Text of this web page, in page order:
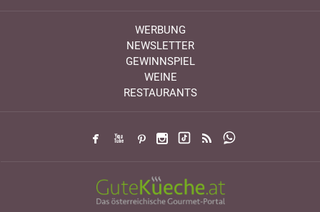
WERBUNG
NEWSLETTER
GEWINNSPIEL
WEINE
RESTAURANTS